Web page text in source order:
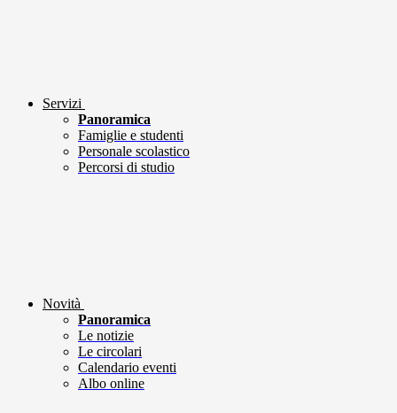
Servizi
Panoramica
Famiglie e studenti
Personale scolastico
Percorsi di studio
Novità
Panoramica
Le notizie
Le circolari
Calendario eventi
Albo online